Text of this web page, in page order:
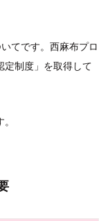
てです。西麻布プロ
定制度」を取得して